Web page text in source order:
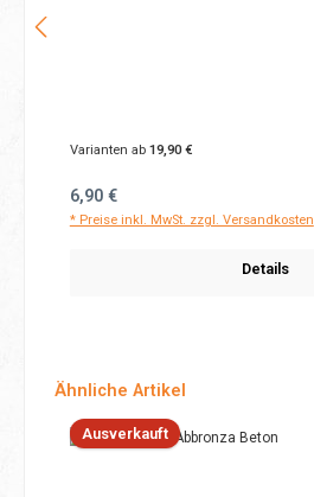
Varianten ab19,90 €
Regulärer Preis:
6,90 €
* Preise inkl. MwSt. zzgl. Versandkosten
Details
Produktgalerie überspringen
Ähnliche Artikel
Ausverkauft